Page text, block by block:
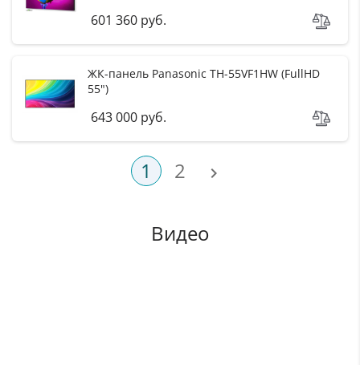
601 360 руб.
ЖК-панель Panasonic TH-55VF1HW (FullHD
55")
643 000 руб.
1 2 
Видео